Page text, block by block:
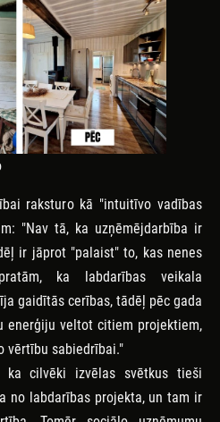
raksturo kā "intuitīvo vadības
"Nav tā, ka uzņēmējdarbība ir
ir jāprot "palaist" to, kas nenes
ka labdarības veikala
gaidītās cerības, tādēļ pēc gada
enerģiju veltot citiem projektiem,
vērtību sabiedrībai."
ka cilvēki izvēlas svētkus tieši
no labdarības projekta, un tam ir